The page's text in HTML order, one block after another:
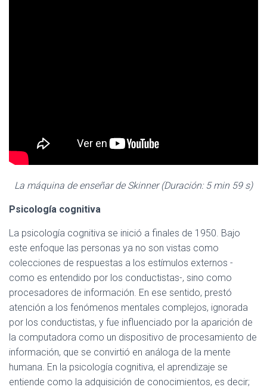
La máquina de enseñar de Skinner (Duración: 5 min 59 s)
Psicología cognitiva
La psicología cognitiva se inició a finales de 1950. Bajo
este enfoque las personas ya no son vistas como
colecciones de respuestas a los estímulos externos -
como es entendido por los conductistas-, sino como
procesadores de información. En ese sentido, prestó
atención a los fenómenos mentales complejos, ignorada
por los conductistas, y fue influenciado por la aparición de
la computadora como un dispositivo de procesamiento de
información, que se convirtió en análoga de la mente
humana. En la psicología cognitiva, el aprendizaje se
entiende como la adquisición de conocimientos, es decir;